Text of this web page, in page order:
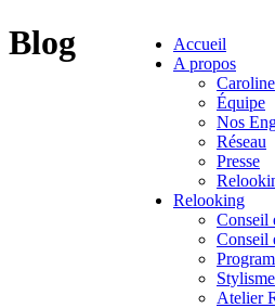
Accueil
A propos
Caroline
Équipe
Nos
Réseau
Presse
Relooking
Conseil
Conseil
Atelier
Blog